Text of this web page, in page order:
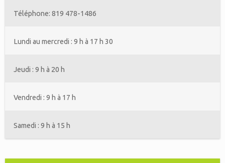
Téléphone: 819 478-1486
Lundi au mercredi : 9 h à 17 h 30
Jeudi : 9 h à 20 h
Vendredi : 9 h à 17 h
Samedi : 9 h à 15 h